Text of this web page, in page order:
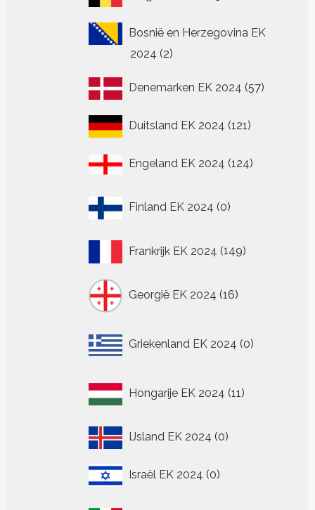
Bosnië en Herzegovina EK
2024 22
Denemarken EK 2024 5757
Duitsland EK 2024 121121
Engeland EK 2024 124124
Finland EK 2024 0
producten
Frankrijk EK 2024 149149
Georgië EK 2024 16
producten
Griekenland EK 2024 0
producten
Hongarije EK 2024 11
producten
IJsland EK 2024 00
Israël EK 2024 00